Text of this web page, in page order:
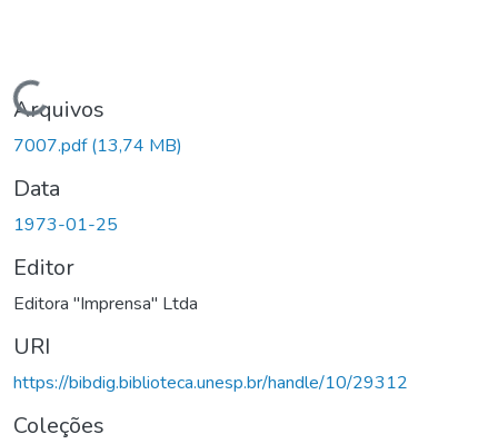
Carregando...
Arquivos
7007.pdf(13,74 MB)
Data
1973-01-25
Editor
Editora "Imprensa" Ltda
URI
https://bibdig.biblioteca.unesp.br/handle/10/29312
Coleções